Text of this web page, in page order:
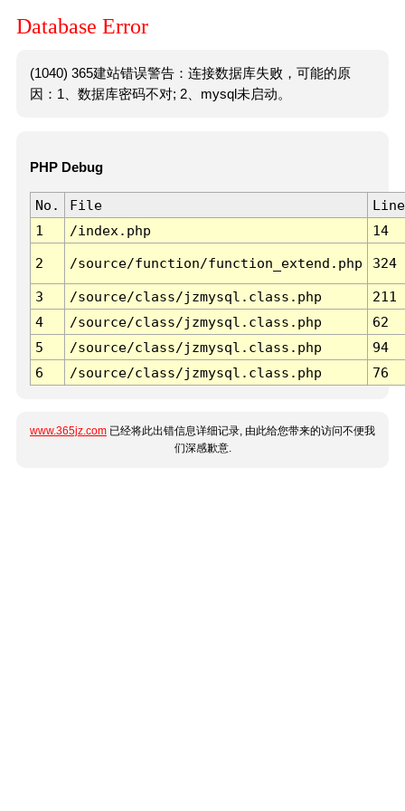
Database Error
(1040) 365建站错误警告：连接数据库失败，可能的原
因：1、数据库密码不对; 2、mysql未启动。
PHP Debug
No. File
Line
1
/index.php 14
2 /source/function/function_extend.php 324
3 /source/class/jzmysql.class.php
211
4
/source/class/jzmysql.class.php
62
5
/source/class/jzmysql.class.php
94
6
/source/class/jzmysql.class.php 76
www.365jz.com 已经将此出错信息详细记录, 由此给您带来的访问不便我
们深感歉意.